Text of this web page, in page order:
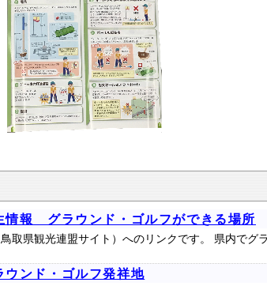
情報 グラウンド・ゴルフができる場所
取県観光連盟サイト）へのリンクです。 県内でグ
ンド・ゴルフ発祥地